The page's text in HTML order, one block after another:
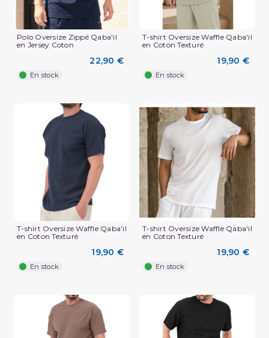
(3 avis)
Polo Oversize Zippé Qaba'il
en Jersey Coton
22,90 €
En stock
T-shirt Oversize Waffle Qaba'il
en Coton Texturé
19,90 €
En stock
T-shirt Oversize Waffle Qaba'il
en Coton Texturé
19,90 €
En stock
T-shirt Oversize Waffle Qaba'il
en Coton Texturé
19,90 €
En stock